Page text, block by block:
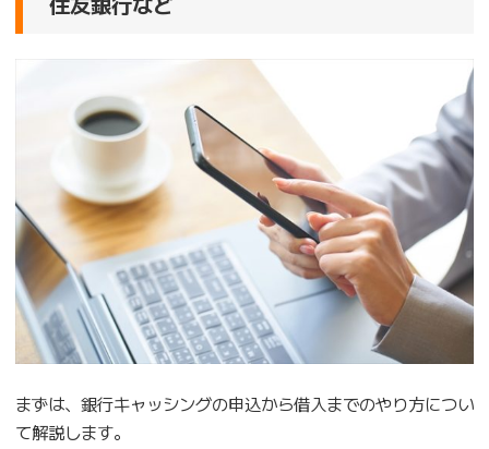
まずは、銀行キャッシングの申込から借入までのやり方につい
て解説します。